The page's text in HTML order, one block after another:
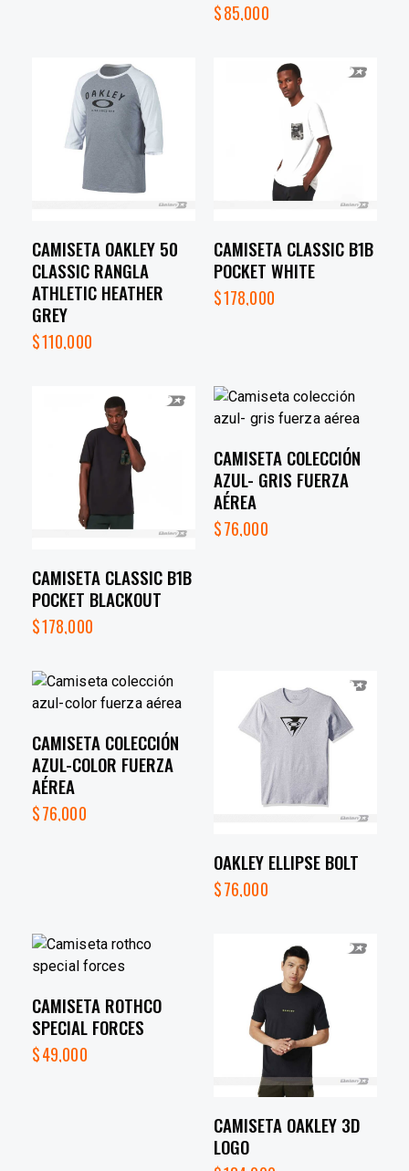
$85,000
CAMISETA OAKLEY 50
CLASSIC RANGLA
ATHLETIC HEATHER
GREY
$110,000
CAMISETA CLASSIC B1B
POCKET WHITE
$178,000
CAMISETA CLASSIC B1B
POCKET BLACKOUT
$178,000
CAMISETA COLECCIÓN
AZUL- GRIS FUERZA
AÉREA
$76,000
CAMISETA COLECCIÓN
AZUL-COLOR FUERZA
AÉREA
$76,000
OAKLEY ELLIPSE BOLT
$76,000
CAMISETA ROTHCO
SPECIAL FORCES
$49,000
CAMISETA OAKLEY 3D
LOGO